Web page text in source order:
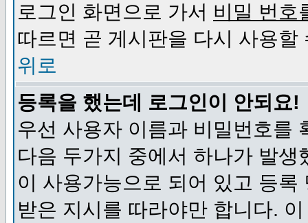
로그인 화면으로 가서 비밀 번호
따르면 곧 게시판을 다시 사용할
위로
등록을 했는데 로그인이 안되요!
우선 사용자 이름과 비밀번호를
다음 두가지 중에서 하나가 발
이 사용가능으로 되어 있고 등
받은 지시를 따라야만 합니다.